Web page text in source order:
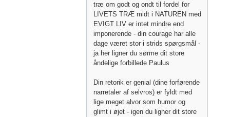
træ om godt og ondt til fordel for
LIVETS TRÆ midt i NATUREN med
EVIGT LIV er intet mindre end
imponerende - din courage har alle
dage været stor i strids spørgsmål -
ja her ligner du sørme dit store
åndelige forbillede Paulus
Din retorik er genial (dine forførende
narretaler af selvros) er fyldt med
lige meget alvor som humor og
glimt i øjet - igen du ligner dit store